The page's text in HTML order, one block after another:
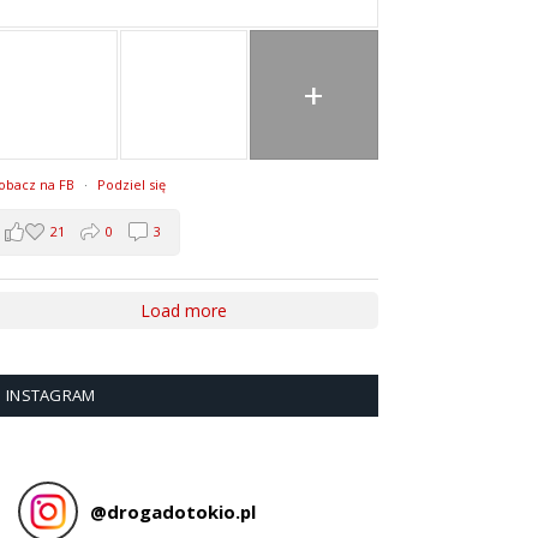
+
na FB · Podziel się
21 0 3
Load more
INSTAGRAM
@drogadotokio.pl